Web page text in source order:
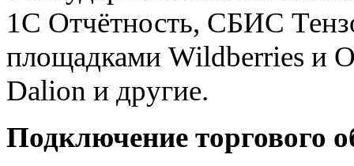
1С Отчётность, СБИС
площадками Wildberries и
Dalion и другие.
Подключение торгового